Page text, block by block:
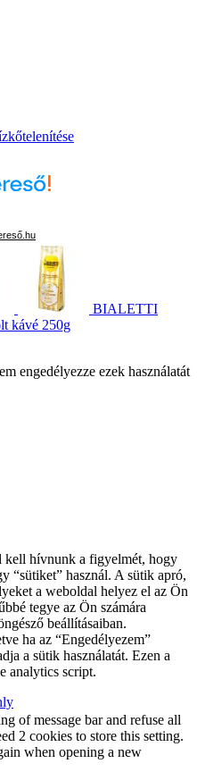
BIALETTI
kávé 250g
engedélyezze ezek használatát
kell hívnunk a figyelmét, hogy
“sütiket” használ. A sütik apró,
a weboldal helyez el az Ön
tegye az Ön számára
beállításaiban.
ha az “Engedélyezem”
a sütik használatát. Ezen a
analytics script.
of message bar and refuse all
2 cookies to store this setting.
when opening a new